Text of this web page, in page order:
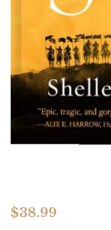
$38.99